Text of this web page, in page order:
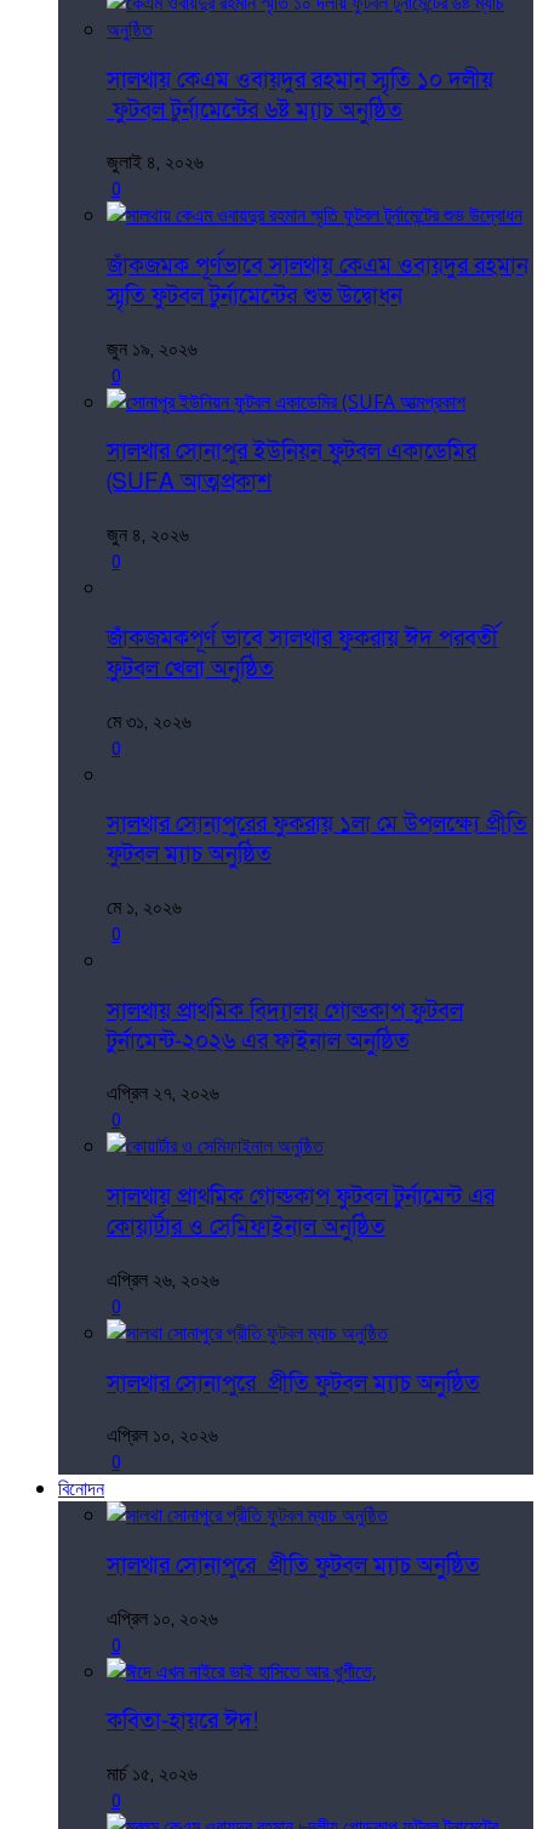
সালথায় কেএম ওবায়দুর রহমান স্মৃতি ১০ দলীয়
ফুটবল টুর্নামেন্টের ৬ষ্ট ম্যাচ অনুষ্ঠিত
জুলাই ৪, ২০২৬
0
জাঁকজমক পূর্ণভাবে সালথায় কেএম ওবায়দুর রহমান
স্মৃতি ফুটবল টুর্নামেন্টের শুভ উদ্বোধন
জুন ১৯, ২০২৬
0
সালথার সোনাপুর ইউনিয়ন ফুটবল একাডেমির
(SUFA আত্মপ্রকাশ
জুন ৪, ২০২৬
0
জাঁকজমকপূর্ণ ভাবে সালথার ফুকরায় ঈদ পরবর্তী
ফুটবল খেলা অনুষ্ঠিত
মে ৩১, ২০২৬
0
সালথার সোনাপুরের ফুকরায় ১লা মে উপলক্ষ্যে প্রীতি
ফুটবল ম্যাচ অনুষ্ঠিত
মে ১, ২০২৬
0
সালথায় প্রাথমিক বিদ্যালয় গোল্ডকাপ ফুটবল
টুর্নামেন্ট-২০২৬ এর ফাইনাল অনুষ্ঠিত
এপ্রিল ২৭, ২০২৬
0
সালথায় প্রাথমিক গোল্ডকাপ ফুটবল টুর্নামেন্ট এর
কোয়ার্টার ও সেমিফাইনাল অনুষ্ঠিত
এপ্রিল ২৬, ২০২৬
0
সালথার সোনাপুরে প্রীতি ফুটবল ম্যাচ অনুষ্ঠিত
এপ্রিল ১০, ২০২৬
0
বিনোদন
সালথার সোনাপুরে প্রীতি ফুটবল ম্যাচ অনুষ্ঠিত
এপ্রিল ১০, ২০২৬
0
কবিতা-হায়রে ঈদ!
মার্চ ১৫, ২০২৬
0